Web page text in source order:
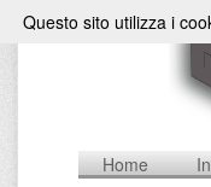
Home
Questo sito utilizza i